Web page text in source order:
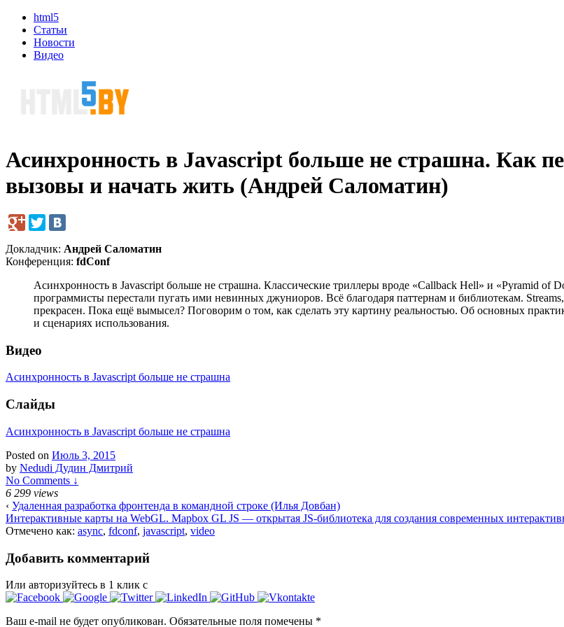
html5
Статьи
Новости
Видео
Асинхронность в Javascript больше не страшна. Как
вызовы и начать жить (Андрей Саломатин)
Докладчик: Андрей Саломатин
Конференция: fdConf
Асинхронность в Javascript больше не страшна. Классические триллеры вроде «Callback Hell» и «Pyramid of
программисты перестали пугать ими невинных джуниоров. Всё благодаря паттернам и библиотекам.
прекрасен. Пока ещё вымысел? Поговорим о том, как сделать эту картину реальностью. Об основных
и сценариях использования.
Видео
Асинхронность в Javascript больше не страшна
Слайды
Асинхронность в Javascript больше не страшна
Posted on Июль 3, 2015
by Nedudi Дудин Дмитрий
No Comments ↓
6 299 views
‹ Удаленная разработка фронтенда в командной строке (Илья Довбан)
Интерактивные карты на WebGL. Mapbox GL JS — открытая JS-библиотека для создания современных
Отмечено как: async, fdconf, javascript, video
Добавить комментарий
Или авторизуйтесь в 1 клик с
Ваш e-mail не будет опубликован. Обязательные поля помечены *